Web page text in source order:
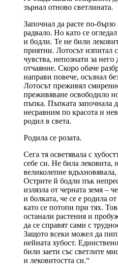
зърнал отново светлината.
Започнал да расте по-
радвало. Но като се
и бодли. Те не били
приятни. Лотосът изпитал
чувства, непознати за
отчаяние. Скоро обаче
направи повече, осъзнал
Лотосът преживял
преживяване освободило
пъпка. Пъпката започнала
несравним по красота и
родил в света.
Родила се розата.
Сега тя осветявала с
себе си. Не била лековита,
великолепие
Острите й бодли пък
излязла от черната земя –
и болката, че се е родила
като се потопи при тях.
останали растения и
да се справят сами с
Защото всеки можел да
нейната хубост.
били заети със светлите
и лековитостта си.“